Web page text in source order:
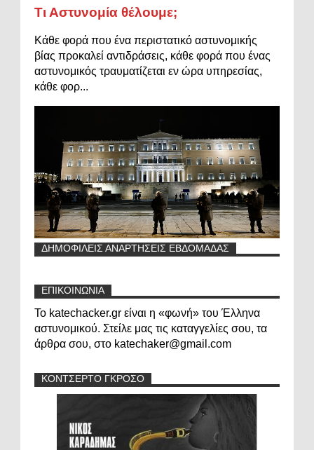
Τι Αστυνομία θέλουμε;
Κάθε φορά που ένα περιστατικό αστυνομικής
βίας προκαλεί αντιδράσεις, κάθε φορά που ένας
αστυνομικός τραυματίζεται εν ώρα υπηρεσίας,
κάθε φορ...
ΔΗΜΟΦΙΛΕΙΣ ΑΝΑΡΤΗΣΕΙΣ ΕΒΔΟΜΑΔΑΣ
ΕΠΙΚΟΙΝΩΝΙΑ
Το katechacker.gr είναι η «φωνή» του Έλληνα
αστυνομικού. Στείλε μας τις καταγγελίες σου, τα
άρθρα σου, στο katechaker@gmail.com
ΚΟΝΤΣΕΡΤΟ ΓΚΡΟΣΟ